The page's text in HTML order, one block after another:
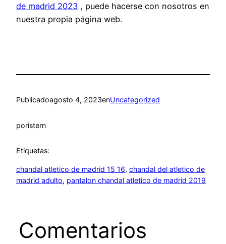
de madrid 2023 , puede hacerse con nosotros en
nuestra propia página web.
Publicadoagosto 4, 2023enUncategorized
poristern
Etiquetas:
chandal atletico de madrid 15 16, chandal del atletico de
madrid adulto, pantalon chandal atletico de madrid 2019
Comentarios